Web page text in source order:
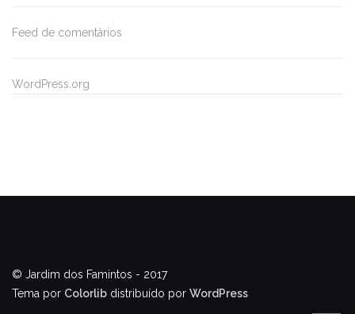
Feed de comentários
WordPress.org
© Jardim dos Famintos - 2017
Tema por Colorlib distribuído por WordPress